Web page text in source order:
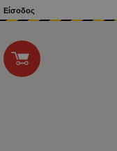
Είσοδος